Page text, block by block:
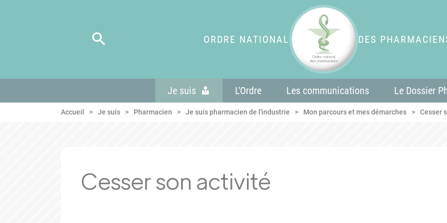
ORDRE NATIONAL DES
Je suis L'Ordre Les communications Le Dossier
Accueil Je suis Pharmacien Je suis pharmacien de l'industrie Mon parcours et mes démarches Cesser
Cesser son activité